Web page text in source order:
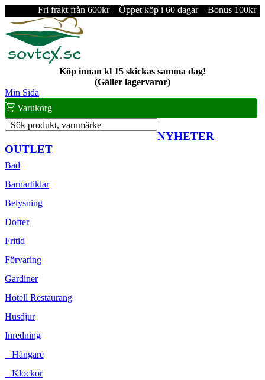
Fri frakt från 600kr Öppet köp i 60 dagar Bonus 100kr
Köp innan kl 15 skickas samma dag!
(Gäller lagervaror)
Min Sida
Varukorg
Sök produkt, varumärke
NYHETER
OUTLET
Bad
Barnartiklar
Belysning
Dofter
Fritid
Förvaring
Gardiner
Hotell Restaurang
Husdjur
Inredning
Hängare
Klockor